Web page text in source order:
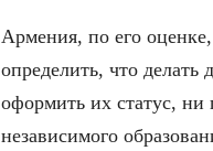
Армения, по его
определить, что
оформить их статус, ни
независимого